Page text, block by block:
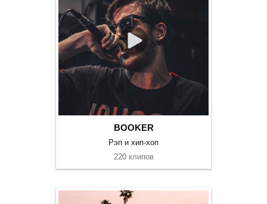
BOOKER
Рэп и хип-хоп
220 клипов